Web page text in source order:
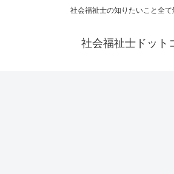
社会福祉士の知りたいこと全て
社会福祉士ドット